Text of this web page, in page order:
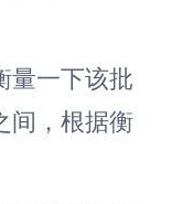
量一下该批
间，根据衡